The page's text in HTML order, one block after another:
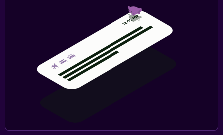
Cuidado de niños o guardería
Cuna/cama nido disponibles
Zona cubierta de juegos
Menús para dietas especiales (bajo petición)